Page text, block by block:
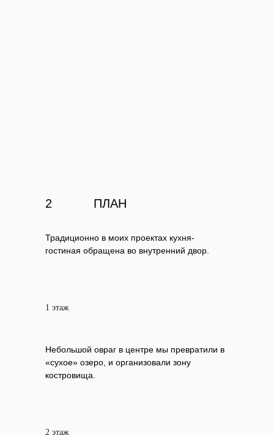
2 ПЛАН
Традиционно в моих проектах кухня-
гостиная обращена во внутренний двор.
1 этаж
Небольшой овраг в центре мы превратили в
«сухое» озеро, и организовали зону
костровища.
2 этаж